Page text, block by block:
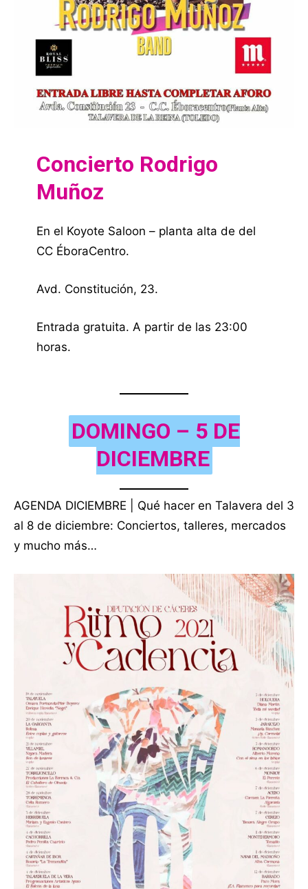
Concierto Rodrigo
Muñoz
En el Koyote Saloon – planta alta de del
CC ÉboraCentro.
Avd. Constitución, 23.
Entrada gratuita. A partir de las 23:00
horas.
DOMINGO – 5 DE
DICIEMBRE
AGENDA DICIEMBRE | Qué hacer en Talavera del 3
al 8 de diciembre: Conciertos, talleres, mercados
y mucho más…